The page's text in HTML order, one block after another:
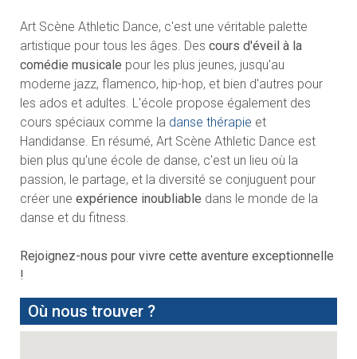
Art Scène Athletic Dance, c'est une véritable palette
artistique pour tous les âges. Des cours d'éveil à la
comédie musicale pour les plus jeunes, jusqu'au
moderne jazz, flamenco, hip-hop, et bien d'autres pour
les ados et adultes. L'école propose également des
cours spéciaux comme la danse thérapie et
Handidanse. En résumé, Art Scène Athletic Dance est
bien plus qu'une école de danse, c'est un lieu où la
passion, le partage, et la diversité se conjuguent pour
créer une expérience inoubliable dans le monde de la
danse et du fitness.
Rejoignez-nous pour vivre cette aventure exceptionnelle
!
Où nous trouver ?